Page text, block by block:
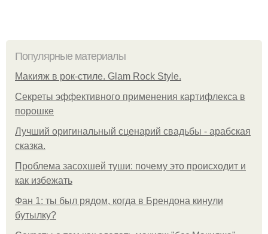
Популярные материалы
Макияж в рок-стиле. Glam Rock Style.
Секреты эффективного применения картифлекса в
порошке
Лучший оригинальный сценарий свадьбы - арабская
сказка.
Проблема засохшей туши: почему это происходит и
как избежать
Фан 1: ты был рядом, когда в Брендона кинули
бутылку?